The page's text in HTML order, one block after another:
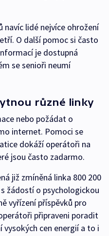
navíc lidé nejvíce ohrožení
O další pomoc si často
je dostupná
se senioři neumí
různé linky
nebo požádat o
internet. Pomoci se
dokáží operátoři na
jsou často zadarmo.
již zmíněná linka 800 200
žádostí o psychologickou
vyřízení příspěvků pro
připraveni poradit
cen energií a to i